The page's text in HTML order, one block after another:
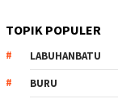
TOPIK POPULER
LABUHANBATU
BURU